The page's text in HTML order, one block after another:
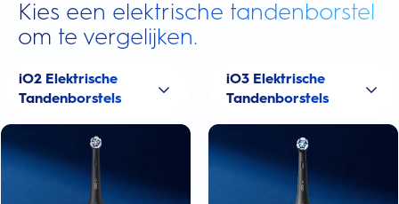
Kies een elektrische tandenborstel
om te vergelijken.
iO2 Elektrische
Tandenborstels
iO3 Elektrische
Tandenborstels